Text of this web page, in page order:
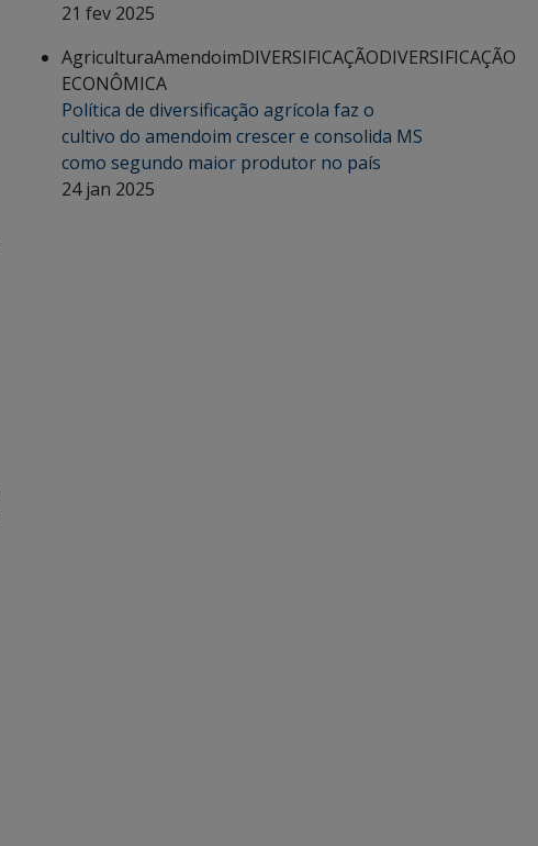
21 fev 2025
AgriculturaAmendoimDIVERSIFICAÇÃODIVERSIFICAÇÃO
ECONÔMICA
Política de diversificação agrícola faz o
cultivo do amendoim crescer e consolida MS
como segundo maior produtor no país
24 jan 2025